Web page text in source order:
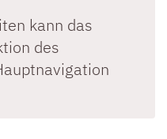
kann das
des